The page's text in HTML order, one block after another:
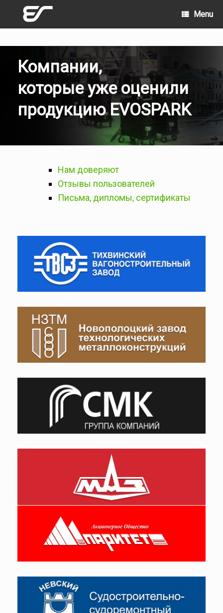
Menu
Компании,
которые уже оценили
продукцию EVOSPARK
Нам доверяют
Отзывы пользователей
Письма, дипломы, сертификаты